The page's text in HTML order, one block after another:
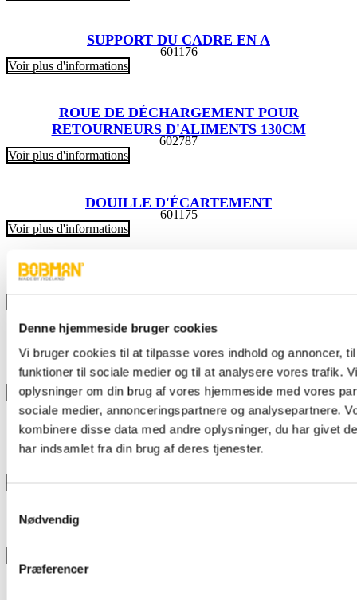
Denne hjemmeside bruger cookies
Vi bruger cookies til at tilpasse vores indhold og annoncer,
funktioner til sociale medier og til at analysere vores trafik.
oplysninger om din brug af vores hjemmeside med vores
sociale medier, annonceringspartnere og analysepartnere.
kombinere disse data med andre oplysninger, du har givet
har indsamlet fra din brug af deres tjenester.
Nødvendig
Præferencer
SUPPORT DU CADRE EN A
601176
Voir plus d'informations
ROUE DE DÉCHARGEMENT POUR
RETOURNEURS D'ALIMENTS 130CM
602787
Voir plus d'informations
DOUILLE D'ÉCARTEMENT
601175
Voir plus d'informations
BLOC DE DISTANCE POUR LED
ENTRETOISE POUR MOYEU DE ROUE AVANT
COBRA
601510
Voir plus d'informations
DISQUE D'ÉCARTEMENT POUR MOTEUR À VIS
SANS FIN
AXE AVEC PIGNON, 11TDS Ø20MM